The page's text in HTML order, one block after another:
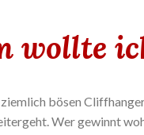
wollte
bösen
Wer gewinnt